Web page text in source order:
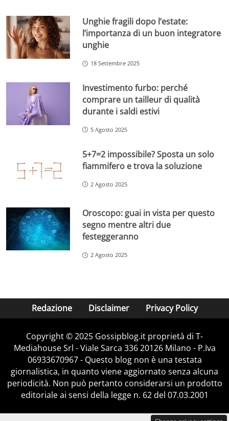
Unghie fragili dopo l’estate:
l’importanza di un buon integratore
unghie
18 Settembre 2025
Investimento furbo: perché
comprare un tailleur di qualità
durante i saldi estivi
5 Agosto 2025
5+7=2 impossibile? Sposta un solo
fiammifero e trova la soluzione
2 Agosto 2025
Oroscopo: guai in vista per questo
segno mentre altri due
festeggeranno
2 Agosto 2025
Redazione Disclaimer Privacy Policy
Copyright © 2025 Gossipblog.it proprietà di T-
Mediahouse Srl - Viale Sarca 336 20126 Milano - P.Iva
06933670967 - Questo blog non è una testata
giornalistica, in quanto viene aggiornato senza alcuna
periodicità. Non può pertanto considerarsi un prodotto
editoriale ai sensi della legge n. 62 del 07.03.2001